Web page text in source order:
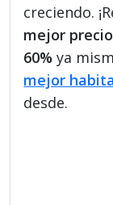
creciendo.
mejor
60% ya
mejor
desde.